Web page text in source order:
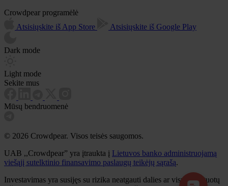
Crowdpear programėlė
Atsisiųskite iš App Store
Atsisiųskite iš Google Play
Dark mode
Light mode
Sekite mus
Mūsų bendruomenė
© 2026 Crowdpear. Visos teisės saugomos.
UAB ,,Crowdpear” yra įtraukta į Lietuvos banko administruojamą
viešąjį sutelktinio finansavimo paslaugų teikėjų sąrašą.
Investavimas yra susijęs su rizika neatgauti dalies ar visų investuotų